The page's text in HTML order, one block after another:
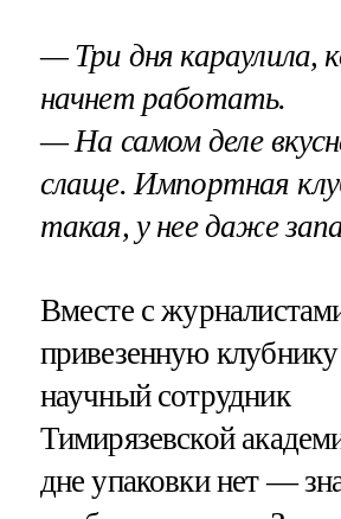
— Три дня караулила,
начнет работать.
— На самом деле
слаще. Импортная
такая, у нее даже
Вместе с
привезенную
научный сотрудник
Тимирязевской
дне упаковки нет —